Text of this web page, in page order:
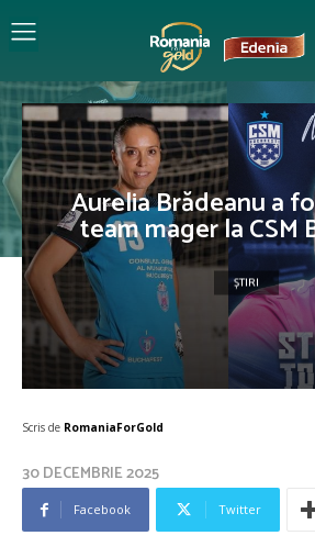
Aurelia Brădeanu a
team mager la CSM
ȘTIRI
Scris de RomaniaForGold
30 DECEMBRIE 2025
Facebook Twitter